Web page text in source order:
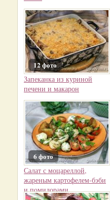
12 фото
Запеканка из куриной
печени и макарон
6 фото
Салат с моцареллой,
жареным картофелем‑бэби
и помидорами